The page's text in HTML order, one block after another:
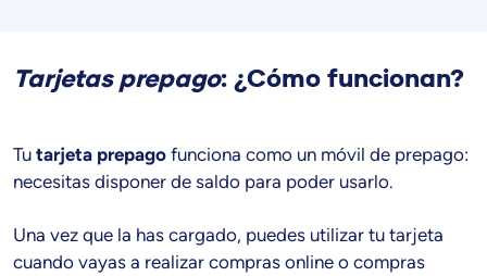
Tarjetas prepago: ¿Cómo funcionan?
Tu tarjeta prepago funciona como un móvil de prepago:
necesitas disponer de saldo para poder usarlo.
Una vez que la has cargado, puedes utilizar tu tarjeta
cuando vayas a realizar compras online o compras